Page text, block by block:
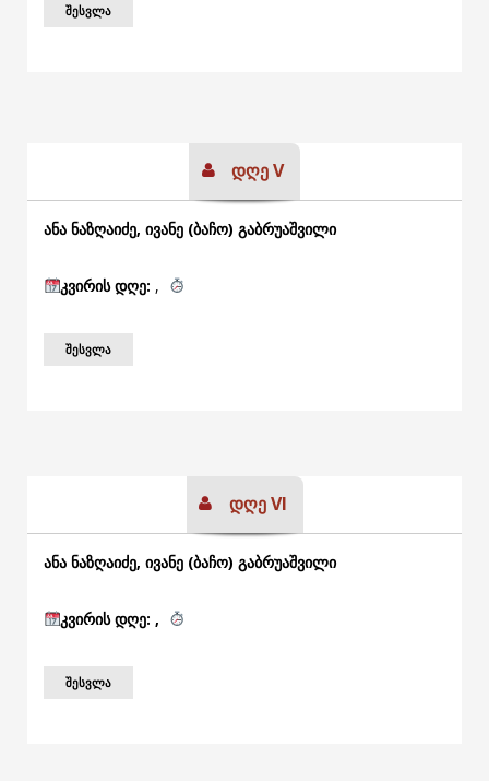
ᲨᲔᲡᲕᲚᲐ
დღე V
ანა ნაზღაიძე, ივანე (ბაჩო) გაბრუაშვილი
კვირის დღე: ,
ᲨᲔᲡᲕᲚᲐ
დღე VI
ანა ნაზღაიძე, ივანე (ბაჩო) გაბრუაშვილი
კვირის დღე: ,
ᲨᲔᲡᲕᲚᲐ